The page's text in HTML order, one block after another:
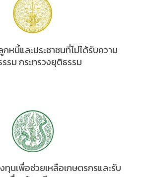
หนี้และประชาชนที่ไม่ได้รับความ
รรม กระทรวงยุติธรรม
ทุนเพื่อช่วยเหลือเกษตรกรและรับ